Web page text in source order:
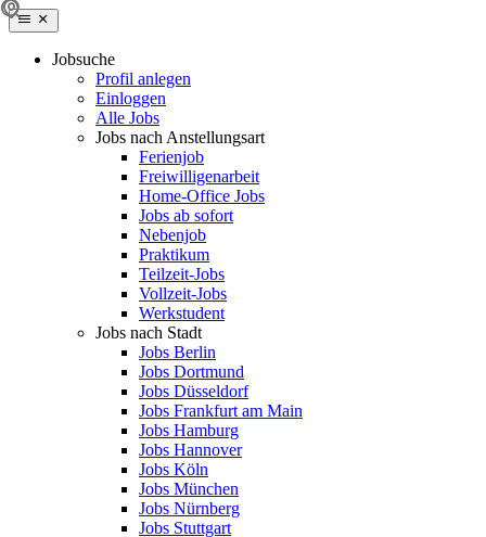
Jobsuche
Profil anlegen
Einloggen
Alle Jobs
Jobs nach Anstellungsart
Ferienjob
Freiwilligenarbeit
Home-Office Jobs
Jobs ab sofort
Nebenjob
Praktikum
Teilzeit-Jobs
Vollzeit-Jobs
Werkstudent
Jobs nach Stadt
Jobs Berlin
Jobs Dortmund
Jobs Düsseldorf
Jobs Frankfurt am Main
Jobs Hamburg
Jobs Hannover
Jobs Köln
Jobs München
Jobs Nürnberg
Jobs Stuttgart